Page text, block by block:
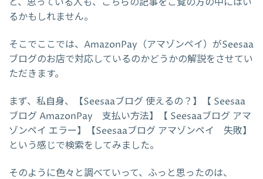
るかもしれません。
そこでここでは、AmazonPay（アマゾンペイ）がSeesaa
ブログのお店で対応しているのかどうかの解説をさせてい
ただきます。
まず、私自身、【Seesaaブログ 使えるの？】【 Seesaa
ブログ AmazonPay 支払い方法】【 Seesaaブログ アマ
ゾンペイ エラー】【Seesaaブログ アマゾンペイ 失敗】
という感じで検索をしてみました。
そのように色々と調べていって、ふっと思ったのは、